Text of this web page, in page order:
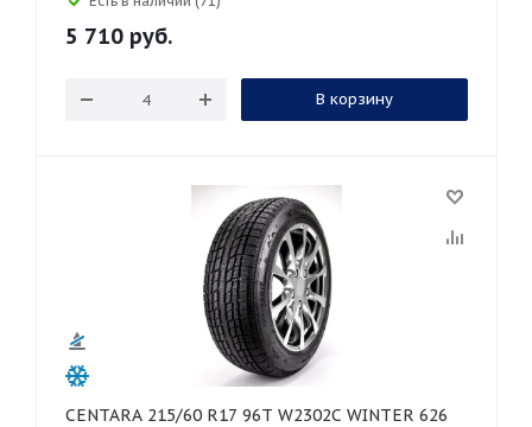
5 710 руб.
В корзину
CENTARA 215/60 R17 96T W2302C WINTER 626